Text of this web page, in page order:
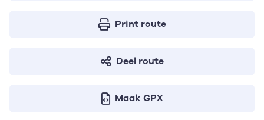
Print route
Deel route
Maak GPX